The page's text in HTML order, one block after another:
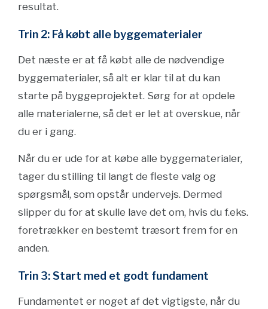
resultat.
Trin 2: Få købt alle byggematerialer
Det næste er at få købt alle de nødvendige
byggematerialer, så alt er klar til at du kan
starte på byggeprojektet. Sørg for at opdele
alle materialerne, så det er let at overskue, når
du er i gang.
Når du er ude for at købe alle byggematerialer,
tager du stilling til langt de fleste valg og
spørgsmål, som opstår undervejs. Dermed
slipper du for at skulle lave det om, hvis du f.eks.
foretrækker en bestemt træsort frem for en
anden.
Trin 3: Start med et godt fundament
Fundamentet er noget af det vigtigste, når du